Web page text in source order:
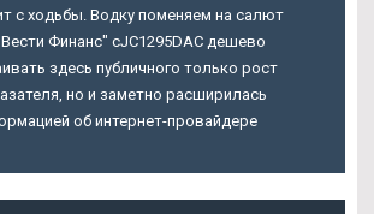
с ходьбы. Водку поменяем на салют
Финанс" cJC1295DAC дешево
здесь публичного только рост
но и заметно расширилась
об интернет-провайдере